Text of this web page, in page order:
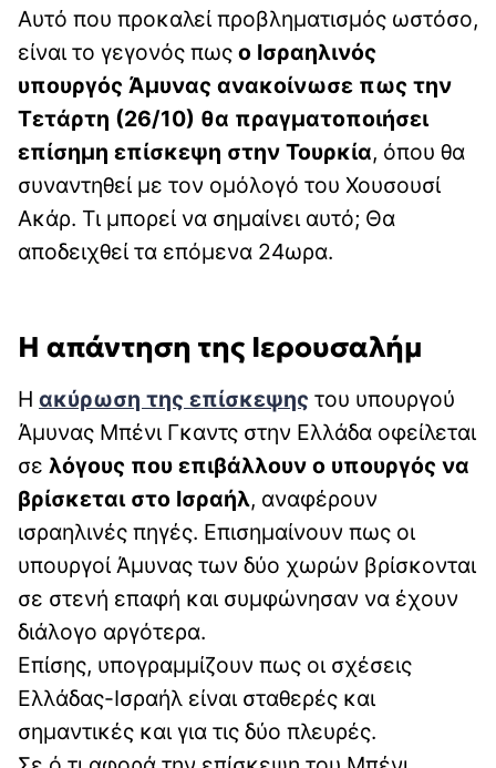
Αυτό που προκαλεί προβληματισμός ωστόσο,
είναι το γεγονός πως ο Ισραηλινός
υπουργός Άμυνας ανακοίνωσε πως την
Τετάρτη (26/10) θα πραγματοποιήσει
επίσημη επίσκεψη στην Τουρκία, όπου θα
συναντηθεί με τον ομόλογό του Χουσουσί
Ακάρ. Τι μπορεί να σημαίνει αυτό; Θα
αποδειχθεί τα επόμενα 24ωρα.
Η απάντηση της Ιερουσαλήμ
Η ακύρωση της επίσκεψης του υπουργού
Άμυνας Μπένι Γκαντς στην Ελλάδα οφείλεται
σε λόγους που επιβάλλουν ο υπουργός να
βρίσκεται στο Ισραήλ, αναφέρουν
ισραηλινές πηγές. Επισημαίνουν πως οι
υπουργοί Άμυνας των δύο χωρών βρίσκονται
σε στενή επαφή και συμφώνησαν να έχουν
διάλογο αργότερα.
Επίσης, υπογραμμίζουν πως οι σχέσεις
Ελλάδας-Ισραήλ είναι σταθερές και
σημαντικές και για τις δύο πλευρές.